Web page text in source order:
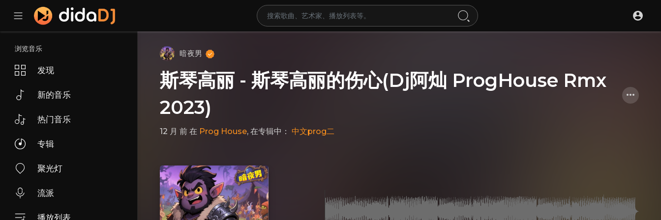
浏览音乐
发现
新的音乐
热门音乐
专辑
聚光灯
流派
播放列表
暗夜男
斯琴高丽 - 斯琴高丽的伤心(Dj阿灿 ProgHouse Rmx
2023)
12 月 前 在 Prog House, 在专辑中： 中文prog二